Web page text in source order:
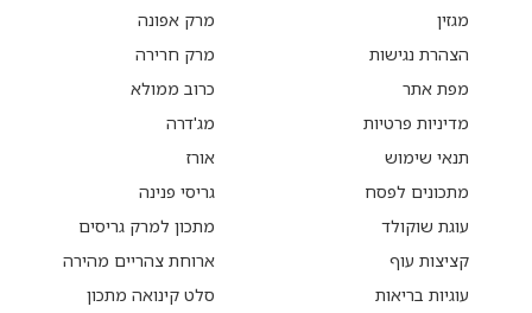
מגזין
הצהרת נגישות
מפת אתר
מדיניות פרטיות
תנאי שימוש
מתכונים לפסח
עוגת שוקולד
קציצות עוף
עוגיות בריאות
מרק אפונה
מרק חרירה
כרוב ממולא
מג'דרה
אורז
גריסי פנינה
מתכון למרק גריסים
ארוחת צהריים מהירה
סלט קינואה מתכון